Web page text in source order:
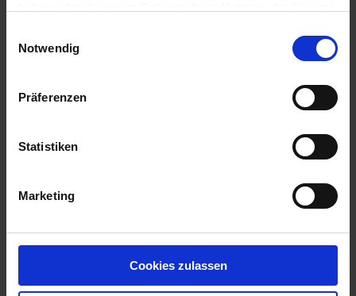
Notwendig
Präferenzen
Statistiken
Marketing
Cookies zulassen
frunax Monitoring Granulatköder 400 g